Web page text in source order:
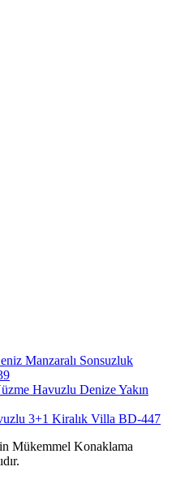
Manzaralı Sonsuzluk
Havuzlu Denize Yakın
3+1 Kiralık Villa BD-447
Mükemmel Konaklama